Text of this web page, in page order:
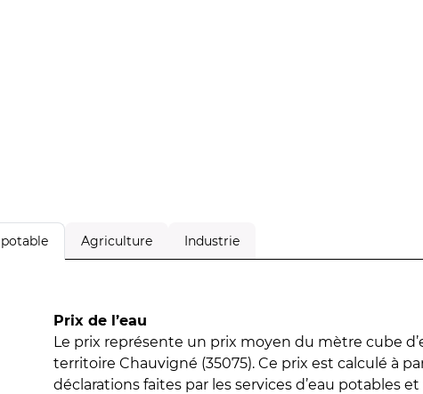
Agriculture Industrie
Prix de l’eau
Le prix représente un prix moyen du mètre cube
territoire Chauvigné (35075). Ce prix est calculé à
déclarations faites par les services d’eau potables et